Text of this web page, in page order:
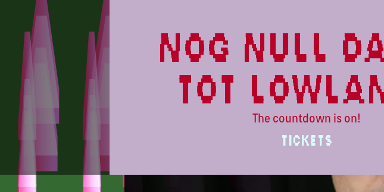
nog null
tot
The countdown is on!
TICKETS
programma